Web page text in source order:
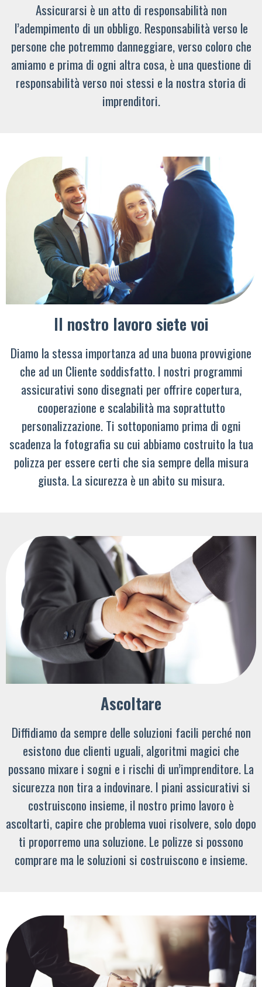
Assicurarsi è un atto di responsabilità non
l’adempimento di un obbligo. Responsabilità verso le
persone che potremmo danneggiare, verso coloro che
amiamo e prima di ogni altra cosa, è una questione di
responsabilità verso noi stessi e la nostra storia di
imprenditori.
Il nostro lavoro siete voi
Diamo la stessa importanza ad una buona provvigione
che ad un Cliente soddisfatto. I nostri programmi
assicurativi sono disegnati per offrire copertura,
cooperazione e scalabilità ma soprattutto
personalizzazione. Ti sottoponiamo prima di ogni
scadenza la fotografia su cui abbiamo costruito la tua
polizza per essere certi che sia sempre della misura
giusta. La sicurezza è un abito su misura.
Ascoltare
Diffidiamo da sempre delle soluzioni facili perché non
esistono due clienti uguali, algoritmi magici che
possano mixare i sogni e i rischi di un’imprenditore. La
sicurezza non tira a indovinare. I piani assicurativi si
costruiscono insieme, il nostro primo lavoro è
ascoltarti, capire che problema vuoi risolvere, solo dopo
ti proporremo una soluzione. Le polizze si possono
comprare ma le soluzioni si costruiscono e insieme.